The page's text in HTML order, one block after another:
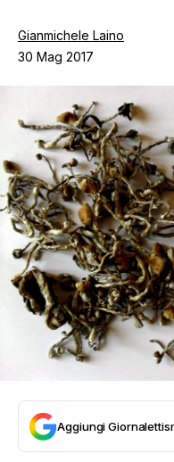
Chi siamo
Contatti
Gianmichele Laino
30 Mag 2017
Aggiungi